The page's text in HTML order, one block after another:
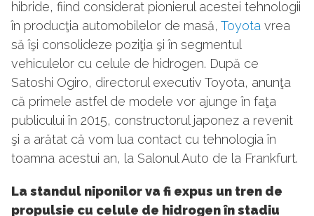
hibride, fiind considerat pionierul acestei tehnologii
în producţia automobilelor de masă, Toyota vrea
să îşi consolideze poziţia şi în segmentul
vehiculelor cu celule de hidrogen. După ce
Satoshi Ogiro, directorul executiv Toyota, anunţa
că primele astfel de modele vor ajunge în faţa
publicului în 2015, constructorul japonez a revenit
şi a arătat că vom lua contact cu tehnologia în
toamna acestui an, la Salonul Auto de la Frankfurt.
La standul niponilor va fi expus un tren de
propulsie cu celule de hidrogen în stadiu